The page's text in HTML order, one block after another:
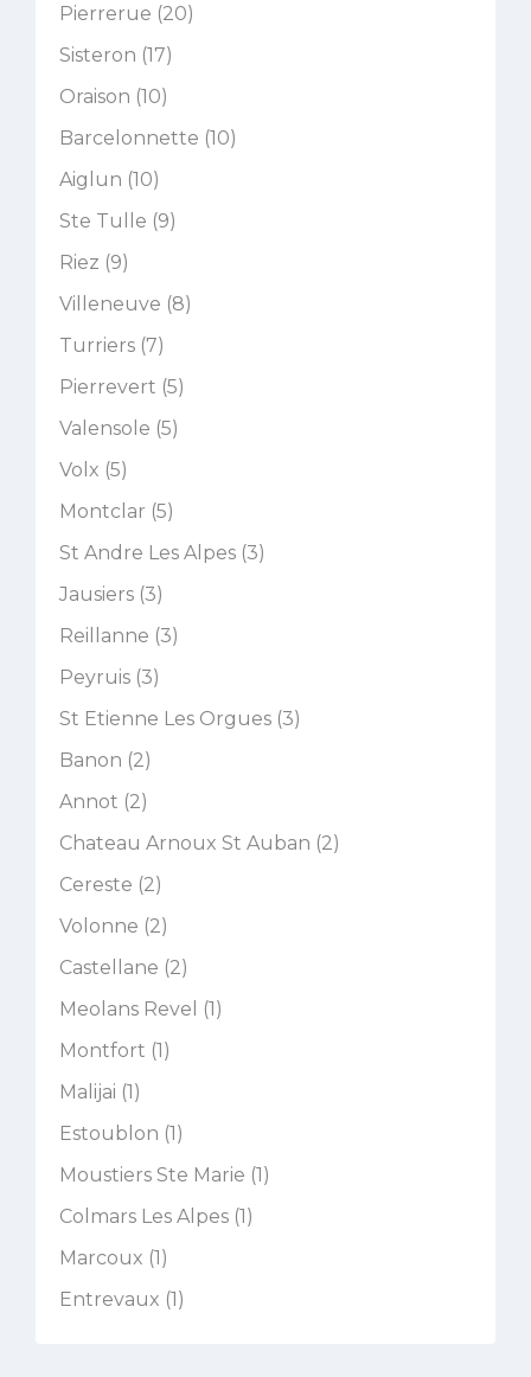
Pierrerue (20)
Sisteron (17)
Oraison (10)
Barcelonnette (10)
Aiglun (10)
Ste Tulle (9)
Riez (9)
Villeneuve (8)
Turriers (7)
Pierrevert (5)
Valensole (5)
Volx (5)
Montclar (5)
St Andre Les Alpes (3)
Jausiers (3)
Reillanne (3)
Peyruis (3)
St Etienne Les Orgues (3)
Banon (2)
Annot (2)
Chateau Arnoux St Auban (2)
Cereste (2)
Volonne (2)
Castellane (2)
Meolans Revel (1)
Montfort (1)
Malijai (1)
Estoublon (1)
Moustiers Ste Marie (1)
Colmars Les Alpes (1)
Marcoux (1)
Entrevaux (1)